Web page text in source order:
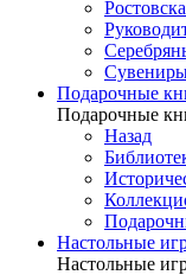
Подарочные
Подарочные
Назад
Настольные
Настольные